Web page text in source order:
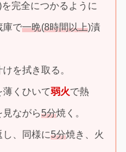
完全につかるように
庫で一晩(8時間以上)漬
を拭き取る。
薄くひいて弱火で熱
見ながら5分焼く。
、同様に5分焼き、火